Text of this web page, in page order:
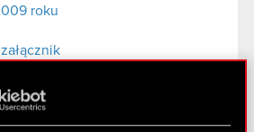
roku